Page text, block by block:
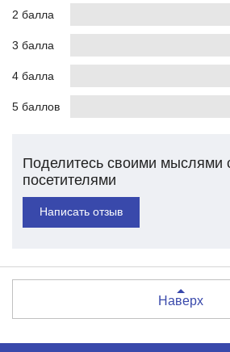
2 балла
3 балла
4 балла
5 баллов
Поделитесь своими мыслями
посетителями
Написать отзыв
Наверх